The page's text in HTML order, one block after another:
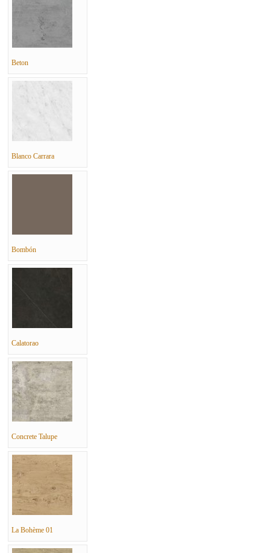
Beton
Blanco Carrara
Bombón
Calatorao
Concrete Talupe
La Bohème 01